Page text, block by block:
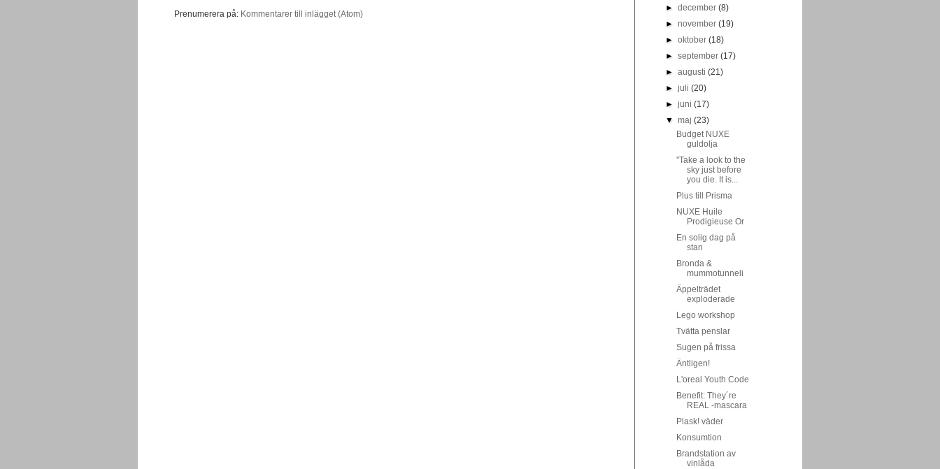
Prenumerera på: Kommentarer till inlägget (Atom)
►december(8)
►november(19)
►oktober(18)
►september(17)
►augusti(21)
►juli(20)
►juni(17)
▼maj(23)
Budget NUXE
guldolja
"Take a look to the
sky just before
you die. It is...
Plus till Prisma
NUXE Huile
Prodigieuse Or
En solig dag på
stan
Bronda &
mummotunneli
Äppelträdet
exploderade
Lego workshop
Tvätta penslar
Sugen på frissa
Äntligen!
L'oreal Youth Code
Benefit: They´re
REAL -mascara
Plask! väder
Konsumtion
Brandstation av
vinlåda